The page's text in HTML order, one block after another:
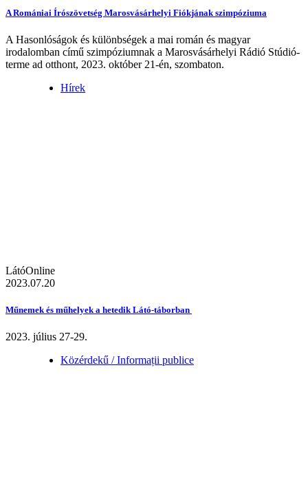
A Romániai Írószövetség Marosvásárhelyi Fiókjának szimpóziuma
A Hasonlóságok és különbségek a mai román és magyar
irodalomban című szimpóziumnak a Marosvásárhelyi Rádió Stúdió-
terme ad otthont, 2023. október 21-én, szombaton.
Hírek
LátóOnline
2023.07.20
Műnemek és műhelyek a hetedik Látó-táborban
2023. július 27-29.
Közérdekű / Informații publice